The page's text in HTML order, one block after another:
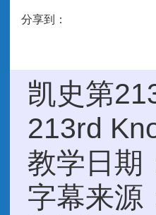
分享到：
凯史第
213rd
教学日期
字幕来源